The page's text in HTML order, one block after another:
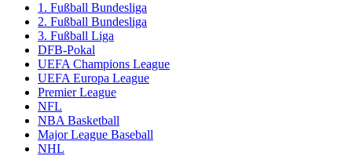
1. Fußball Bundesliga
2. Fußball Bundesliga
3. Fußball Liga
DFB-Pokal
UEFA Champions League
UEFA Europa League
Premier League
NFL
NBA Basketball
Major League Baseball
NHL